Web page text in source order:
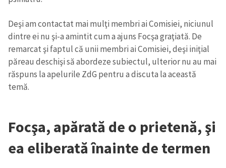
Deşi am contactat mai mulţi membri ai Comisiei, niciunul
dintre ei nu şi-a amintit cum a ajuns Focşa graţiată. De
remarcat şi faptul că unii membri ai Comisiei, deşi iniţial
păreau deschişi să abordeze subiectul, ulterior nu au mai
răspuns la apelurile ZdG pentru a discuta la această
temă.
Focşa, apărată de o prietenă, şi
ea eliberată înainte de termen